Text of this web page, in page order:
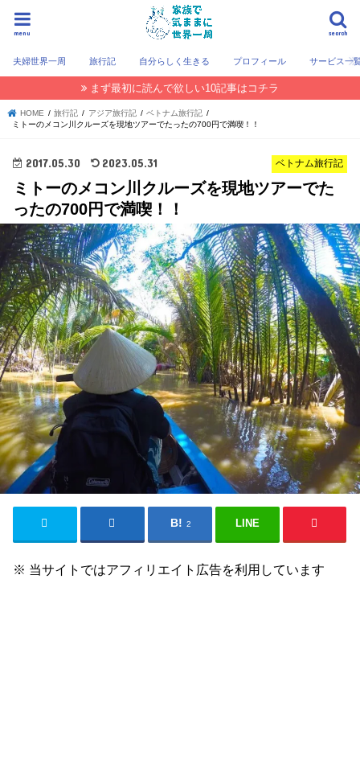
search
menu
夫婦世界一周 旅行記 自分らしく生きる プロフィール サービス一
まず最初に読んで欲しい10記事はコチラ
HOME 旅行記 アジア旅行記
ベトナム旅行記
ミトーのメコン川クルーズを現地ツアーでたったの700円で満喫！！
ベトナム旅行記
2017.05.30 2023.05.31
ミトーのメコン川クルーズを現地ツアーでた
ったの700円で満喫！！
2 LINE
※ 当サイトではアフィリエイト広告を利用しています